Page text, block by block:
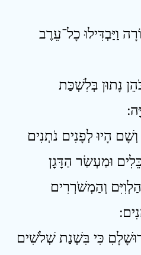
וַיַּבְדִּילוּ כָל־עֵרֶב
נָתוּן בְּלִשְׁכַּת
׃
הָיוּ לְפָנִים נֹתְנִים
וּמַעְשַׂר הַדָּגָן
וְהַמְשֹׁרְרִים
׃
כִּי בִּשְׁנַת שְׁלֹשִׁים